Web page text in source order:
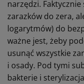
narzędzi.
zarazków do zera,
logarytmów) do
ważne jest, żeby
usunąć wszystkie
i osady. Pod tymi
bakterie i